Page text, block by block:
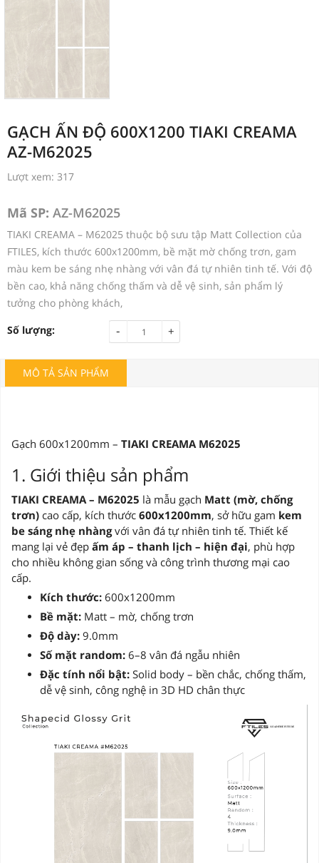
GẠCH ẤN ĐỘ 600X1200 TIAKI CREAMA
AZ-M62025
Lượt xem: 317
Mã SP: AZ-M62025
TIAKI CREAMA – M62025 thuộc bộ sưu tập Matt Collection của
FTILES, kích thước 600x1200mm, bề mặt mờ chống trơn, gam
màu kem be sáng nhẹ nhàng với vân đá tự nhiên tinh tế. Với độ
bền cao, khả năng chống thấm và dễ vệ sinh, sản phẩm lý
tưởng cho phòng khách,
Số lượng:
+
-
MÔ TẢ SẢN PHẨM
Gạch 600x1200mm – TIAKI CREAMA M62025
1. Giới thiệu sản phẩm
TIAKI CREAMA – M62025 là mẫu gạch Matt (mờ, chống
trơn) cao cấp, kích thước 600x1200mm, sở hữu gam kem
be sáng nhẹ nhàngvới vân đá tự nhiên tinh tế. Thiết kế
mang lại vẻ đẹp ấm áp – thanh lịch – hiện đại, phù hợp
cho nhiều không gian sống và công trình thương mại cao
cấp.
Kích thước: 600x1200mm
Bề mặt: Matt – mờ, chống trơn
Độ dày: 9.0mm
Số mặt random: 6–8 vân đá ngẫu nhiên
Đặc tính nổi bật: Solid body – bền chắc, chống thấm,
dễ vệ sinh, công nghệ in 3D HD chân thực